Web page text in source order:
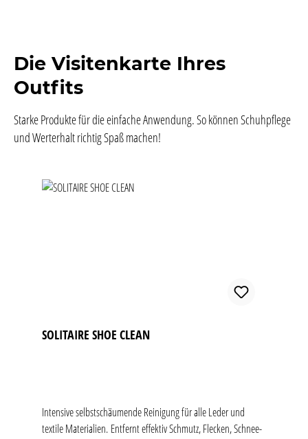
Die Visitenkarte Ihres
Outfits
Starke Produkte für die einfache Anwendung. So können Schuhpflege
und Werterhalt richtig Spaß machen!
Produktgalerie überspringen
SOLITAIRE SHOE CLEAN
Intensive selbstschäumende Reinigung für alle Leder und
textile Materialien. Entfernt effektiv Schmutz, Flecken, Schnee-